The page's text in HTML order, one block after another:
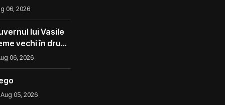
ca avocado
un măr din
06, 2026
lui Vasile
vechi în drum
06, 2026
Aug 05, 2026